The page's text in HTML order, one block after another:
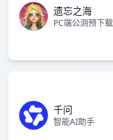
遗忘之海
千问
智能AI助手